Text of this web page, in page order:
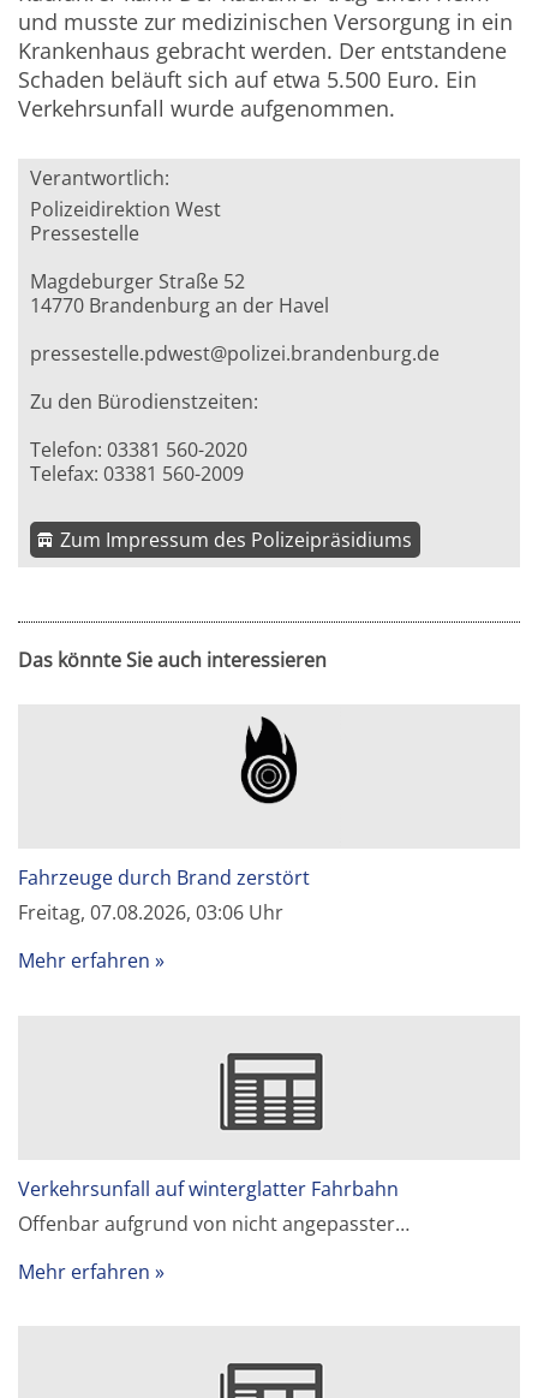
und musste zur medizinischen Versorgung in ein
Krankenhaus gebracht werden. Der entstandene
Schaden beläuft sich auf etwa 5.500 Euro. Ein
Verkehrsunfall wurde aufgenommen.
Verantwortlich:
Polizeidirektion West
Pressestelle
Magdeburger Straße 52
14770 Brandenburg an der Havel
pressestelle.pdwest@polizei.brandenburg.de
Zu den Bürodienstzeiten:
Telefon: 03381 560-2020
Telefax: 03381 560-2009
Zum Impressum des Polizeipräsidiums
Das könnte Sie auch interessieren
Fahrzeuge durch Brand zerstört
Freitag, 07.08.2026, 03:06 Uhr
Mehr erfahren
Verkehrsunfall auf winterglatter Fahrbahn
Offenbar aufgrund von nicht angepasster…
Mehr erfahren